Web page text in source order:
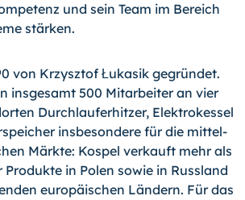
und sein Team im Bereich
stärken.
von Krzysztof Łukasik gegründet.
insgesamt 500 Mitarbeiter an vier
Durchlauferhitzer, Elektrokessel
insbesondere für die mittel-
Märkte: Kospel verkauft mehr als
Produkte in Polen sowie in Russland
europäischen Ländern. Für das